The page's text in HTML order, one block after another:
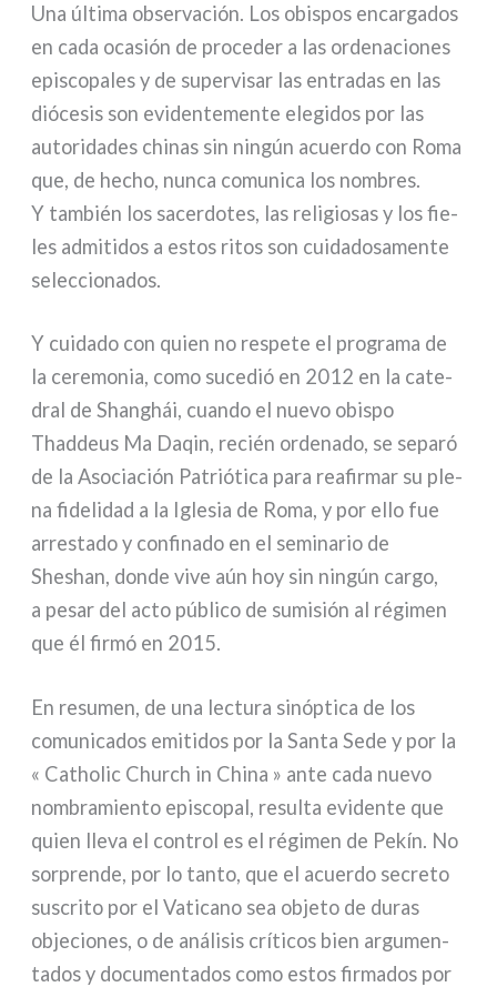
Una últi­ma obser­va­ción. Los obi­spos encar­ga­dos
en cada oca­sión de pro­ce­der a las orde­na­cio­nes
epi­sco­pa­les y de super­vi­sar las entra­das en las
dió­ce­sis son evi­den­te­men­te ele­gi­dos por las
auto­ri­da­des chi­nas sin nin­gún acuer­do con Roma
que, de hecho, nun­ca comu­ni­ca los nom­bres.
Y tam­bién los sacer­do­tes, las reli­gio­sas y los fie­
les admi­ti­dos a estos ritos son cui­da­do­sa­men­te
selec­cio­na­dos.
Y cui­da­do con quien no respe­te el pro­gra­ma de
la cere­mo­nia, como suce­dió en 2012 en la cate­
dral de Shanghái, cuan­do el nue­vo obi­spo
Thaddeus Ma Daqin, recién orde­na­do, se sepa­ró
de la Asociación Patriótica para rea­fir­mar su ple­
na fide­li­dad a la Iglesia de Roma, y por ello fue
arre­sta­do y con­fi­na­do en el semi­na­rio de
Sheshan, don­de vive aún hoy sin nin­gún car­go,
a pesar del acto públi­co de sumi­sión al régi­men
que él fir­mó en 2015.
En resu­men, de una lec­tu­ra sinóp­ti­ca de los
comu­ni­ca­dos emi­ti­dos por la Santa Sede y por la
« Catholic Church in China » ante cada nue­vo
nom­bra­mien­to epi­sco­pal, resul­ta evi­den­te que
quien lle­va el con­trol es el régi­men de Pekín. No
sor­pren­de, por lo tan­to, que el acuer­do secre­to
suscri­to por el Vaticano sea obje­to de duras
obje­cio­nes, o de aná­li­sis crí­ti­cos bien argu­men­
ta­dos y docu­men­ta­dos como estos fir­ma­dos por